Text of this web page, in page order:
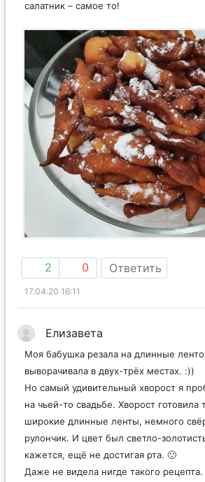
салатник – самое то!
2 0 Ответить
17.04.20 16:11
Елизавета
Моя бабушка резала на длинные
выворачивала в двух-трёх местах. :))
Но самый удивительный хворост я
на чьей-то свадьбе. Хворост готовила
широкие длинные ленты, немного
рулончик. И цвет был светло-
кажется, ещё не достигая рта. 🙂
Даже не видела нигде такого рецепта.